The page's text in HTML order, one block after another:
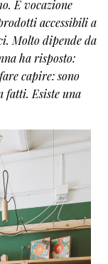
È vocazione
accessibili a
Molto dipende da
ha risposto:
capire: sono
fatti. Esiste una